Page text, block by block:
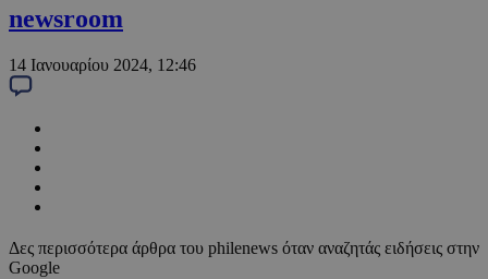
newsroom
14 Ιανουαρίου 2024, 12:46
Δες περισσότερα άρθρα του philenews όταν αναζητάς ειδήσεις στην
Google